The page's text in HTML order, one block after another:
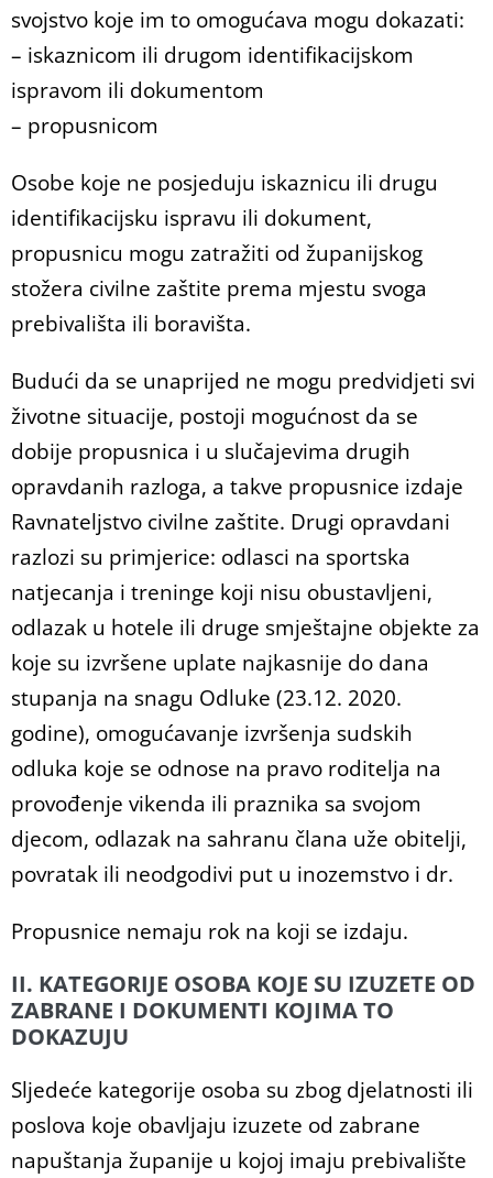
svojstvo koje im to omogućava mogu dokazati:
– iskaznicom ili drugom identifikacijskom
ispravom ili dokumentom
– propusnicom
Osobe koje ne posjeduju iskaznicu ili drugu
identifikacijsku ispravu ili dokument,
propusnicu mogu zatražiti od županijskog
stožera civilne zaštite prema mjestu svoga
prebivališta ili boravišta.
Budući da se unaprijed ne mogu predvidjeti svi
životne situacije, postoji mogućnost da se
dobije propusnica i u slučajevima drugih
opravdanih razloga, a takve propusnice izdaje
Ravnateljstvo civilne zaštite. Drugi opravdani
razlozi su primjerice: odlasci na sportska
natjecanja i treninge koji nisu obustavljeni,
odlazak u hotele ili druge smještajne objekte za
koje su izvršene uplate najkasnije do dana
stupanja na snagu Odluke (23.12. 2020.
godine), omogućavanje izvršenja sudskih
odluka koje se odnose na pravo roditelja na
provođenje vikenda ili praznika sa svojom
djecom, odlazak na sahranu člana uže obitelji,
povratak ili neodgodivi put u inozemstvo i dr.
Propusnice nemaju rok na koji se izdaju.
II. KATEGORIJE OSOBA KOJE SU IZUZETE OD
ZABRANE I DOKUMENTI KOJIMA TO
DOKAZUJU
Sljedeće kategorije osoba su zbog djelatnosti ili
poslova koje obavljaju izuzete od zabrane
napuštanja županije u kojoj imaju prebivalište